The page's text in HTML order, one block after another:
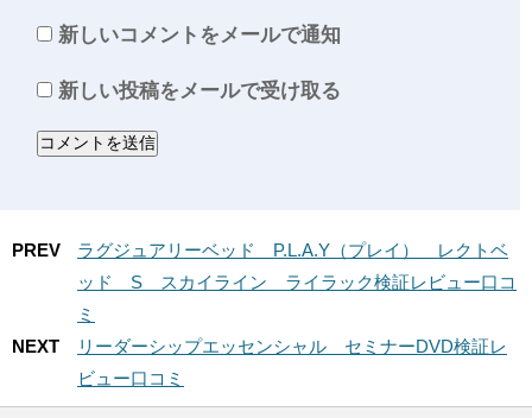
新しいコメントをメールで通知
新しい投稿をメールで受け取る
PREV
ラグジュアリーベッド P.L.A.Y（プレイ） レクトベ
ッド S スカイライン ライラック検証レビュー口コ
ミ
NEXT
リーダーシップエッセンシャル セミナーDVD検証レ
ビュー口コミ